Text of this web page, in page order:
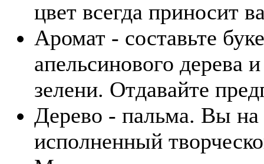
цвет всегда приносит
Аромат - составьте
апельсинового дерева
зелени. Отдавайте
Дерево - пальма. Вы на
исполненный